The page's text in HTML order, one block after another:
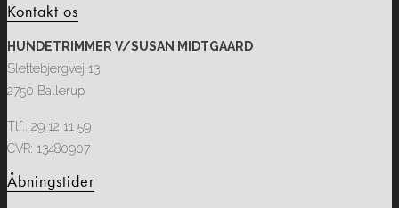
Kontakt os
HUNDETRIMMER V/SUSAN MIDTGAARD
Slettebjergvej 13
2750 Ballerup
Tlf.: 29 12 11 59
CVR: 13480907
Åbningstider